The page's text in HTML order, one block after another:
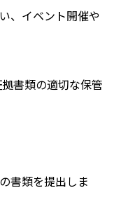
、イベント開催や
書類の適切な保管
書類を提出しま